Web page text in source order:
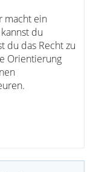
macht ein
du
du das Recht zu
Orientierung